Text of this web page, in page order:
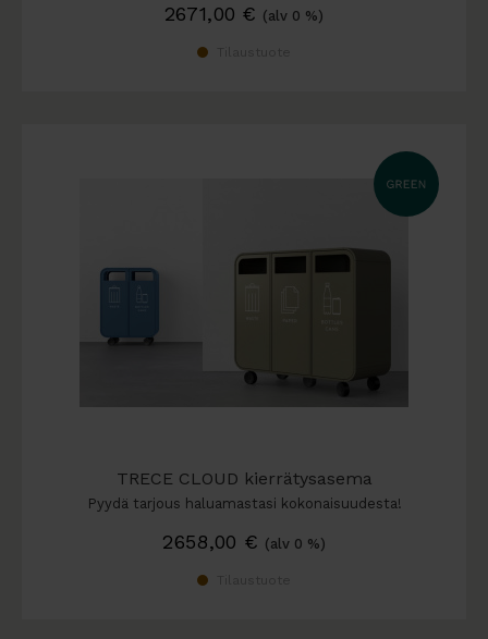
2671,00 € (alv 0 %)
TRECE CLOUD kierrätysasema
Pyydä tarjous haluamastasi kokonaisuudesta!
2658,00 € (alv 0 %)